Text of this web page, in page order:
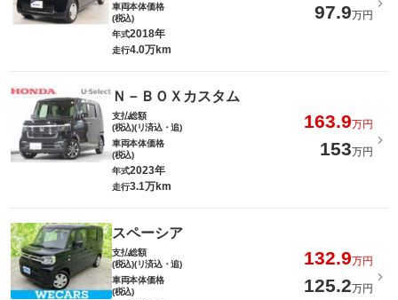
車両本体価格
(税込)
97.9万円
年式2018年
走行4.0万km
Ｎ－ＢＯＸカスタム
支払総額
(税込)(リ済込・追)
163.9万円
車両本体価格
(税込)
153万円
年式2023年
走行3.1万km
スペーシア
支払総額
(税込)(リ済込・追)
132.9万円
車両本体価格
(税込)
125.2万円